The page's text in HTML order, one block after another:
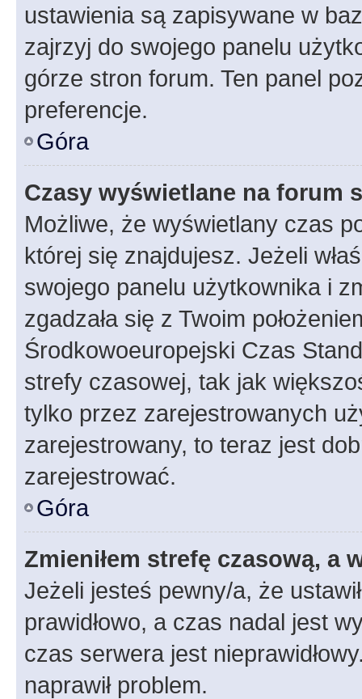
ustawienia są zapisywane w
zajrzyj do swojego panelu
górze stron forum. Ten panel
preferencje.
Góra
Czasy wyświetlane na forum
Możliwe, że wyświetlany czas
której się znajdujesz. Jeżeli
swojego panelu użytkownika i
zgadzała się z Twoim
Środkowoeuropejski Czas
strefy czasowej, tak jak
tylko przez zarejestrowanych
zarejestrowany, to teraz jest
zarejestrować.
Góra
Zmieniłem strefę czasową, a
Jeżeli jesteś pewny/a, że
prawidłowo, a czas nadal jest
czas serwera jest
naprawił problem.